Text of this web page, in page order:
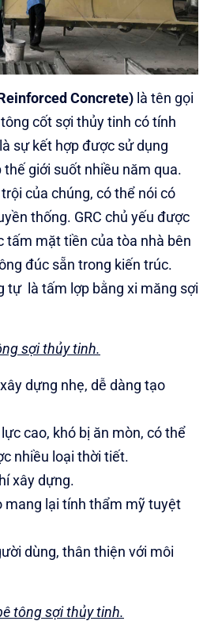
Concrete) là tên gọi
cốt sợi thủy tinh có tính
sự kết hợp được sử dụng
thế giới suốt nhiều năm qua.
của chúng, có thể nói có
thống. GRC chủ yếu được
tấm mặt tiền của tòa nhà bên
đúc sẵn trong kiến ​​trúc.
tự là tấm lợp bằng xi măng sợi
sợi thủy tinh.
dựng nhẹ, dễ dàng tạo
cao, khó bị ăn mòn, có thể
nhiều loại thời tiết.
xây dựng.
mang lại tính thẩm mỹ tuyệt
dùng, thân thiện với môi
tông sợi thủy tinh.